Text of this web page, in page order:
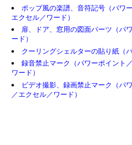
ポップ風の楽譜、音符記号（パワ
エクセル／ワード）
扉、ドア、窓用の図面パーツ（パ
ード）
クーリングシェルターの貼り紙（
録音禁止マーク（パワーポイント
ワード）
ビデオ撮影、録画禁止マーク（パ
／エクセル／ワード）